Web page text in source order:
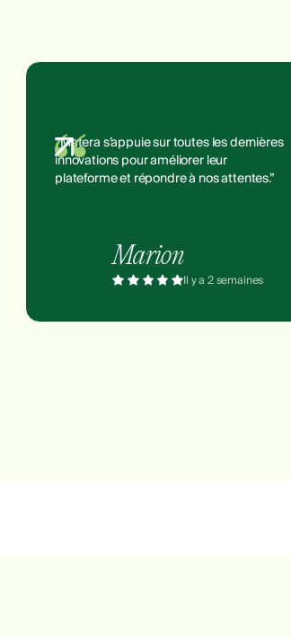
“Matera s’appuie sur toutes les dernières
innovations pour améliorer leur
plateforme et répondre à nos attentes.”
Marion
Il y a 2 semaines